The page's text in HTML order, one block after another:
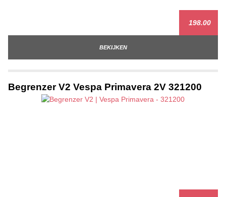
198.00
BEKIJKEN
Begrenzer V2 Vespa Primavera 2V 321200